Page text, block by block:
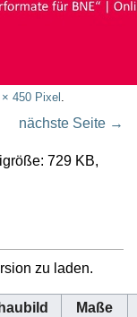
450 Pixel .
nächste Seite →
729 KB,
zu laden.
Maße